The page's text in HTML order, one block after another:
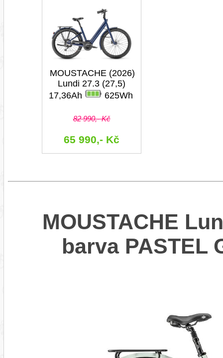
MOUSTACHE (2026)
Lundi 27.3 (27,5)
17,36Ah
625Wh
82 990,- Kč
65 990,- Kč
MOUSTACHE
barva PASTEL